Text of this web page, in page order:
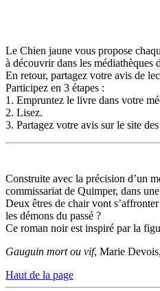
Le Chien jaune vous propose
à découvrir dans les
En retour, partagez votre avis de
Participez en 3 étapes :
1. Empruntez le livre dans votre
2. Lisez.
3. Partagez votre avis sur le site
Construite avec la précision d’un
commissariat de Quimper, dans
Deux êtres de chair vont
les démons du passé ?
Ce roman noir est inspiré par la
Gauguin mort ou vif, Marie
Haut de la page